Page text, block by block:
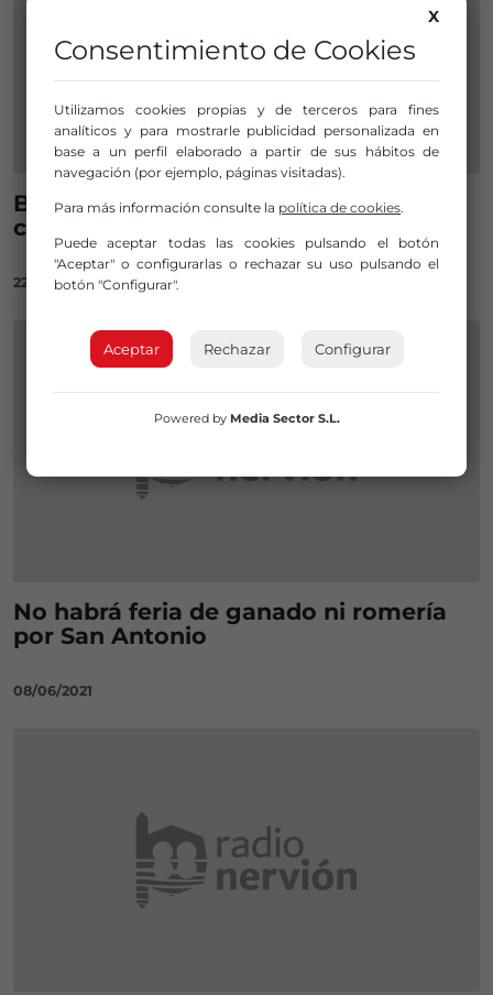
Bilbao contará con 36 barracas y 12
churrerías en agosto
22/07/2021
No habrá feria de ganado ni romería
por San Antonio
08/06/2021
X
Consentimiento de Cookies
Utilizamos cookies propias y de terceros para fines
analíticos y para mostrarle publicidad personalizada en
base a un perfil elaborado a partir de sus hábitos de
navegación (por ejemplo, páginas visitadas).
Para más información consulte la política de cookies.
Puede aceptar todas las cookies pulsando el botón
"Aceptar" o configurarlas o rechazar su uso pulsando el
botón "Configurar".
Aceptar Rechazar Configurar
Powered by Media Sector S.L.